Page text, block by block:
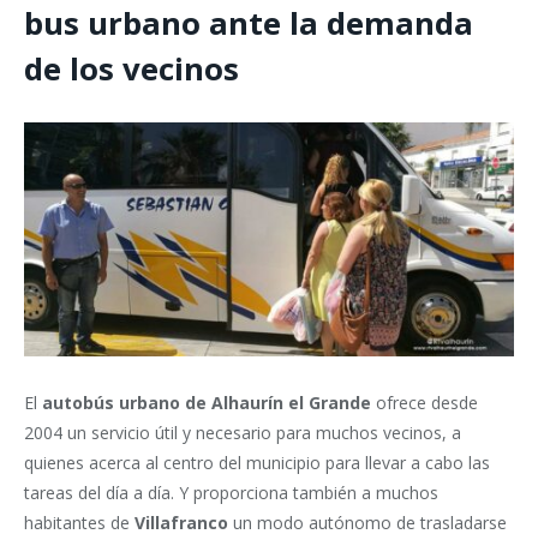
bus urbano ante la demanda
de los vecinos
El autobús urbano de Alhaurín el Grande ofrece desde
2004 un servicio útil y necesario para muchos vecinos, a
quienes acerca al centro del municipio para llevar a cabo las
tareas del día a día. Y proporciona también a muchos
habitantes de Villafranco un modo autónomo de trasladarse